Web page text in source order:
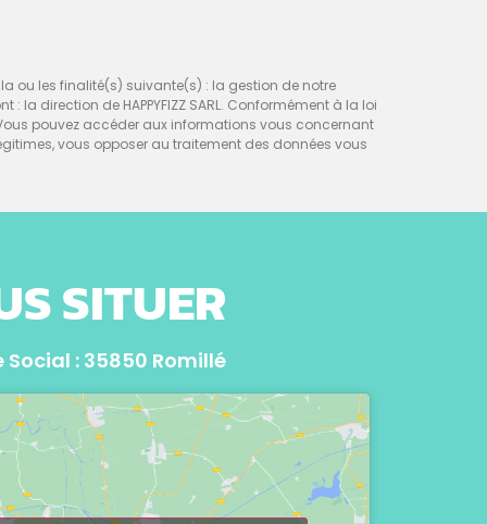
la ou les finalité(s) suivante(s) : la gestion de notre
direction de HAPPYFIZZ SARL. Conformément à la loi
pouvez accéder aux informations vous concernant
vous opposer au traitement des données vous
SITUER
Social : 35850 Romillé